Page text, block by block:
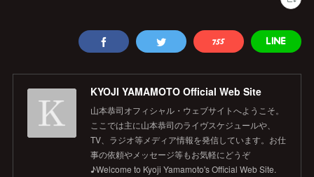
KYOJI YAMAMOTO Official Web Site
山本恭司オフィシャル・ウェブサイトへようこそ。
ここでは主に山本恭司のライヴスケジュールや、
TV、ラジオ等メディア情報を発信しています。お仕
事の依頼やメッセージ等もお気軽にどうぞ
♪Welcome to Kyoji Yamamoto's Official Web Site.